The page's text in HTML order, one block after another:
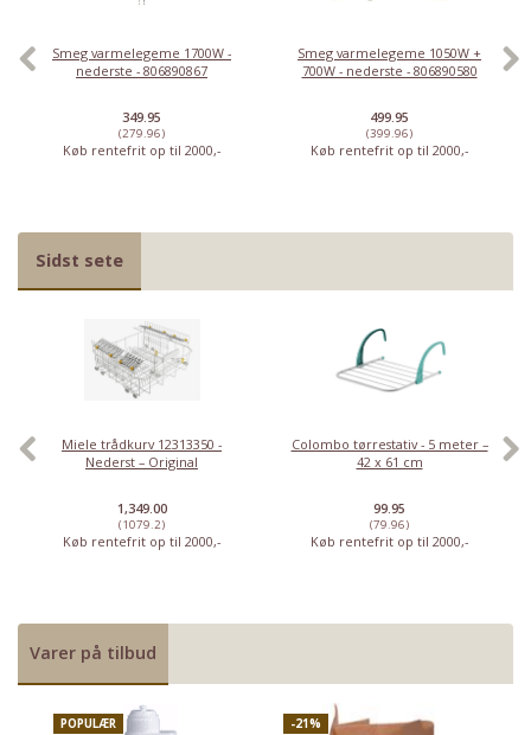
Smeg varmelegeme 1700W -
nederste - 806890867
349.95
(279.96)
Køb rentefrit op til 2000,-
Smeg varmelegeme 1050W +
700W - nederste - 806890580
499.95
(399.96)
Køb rentefrit op til 2000,-
Sidst sete
Miele trådkurv 12313350 -
Nederst – Original
1,349.00
(1079.2)
Køb rentefrit op til 2000,-
Colombo tørrestativ - 5 meter –
42 x 61 cm
99.95
(79.96)
Køb rentefrit op til 2000,-
Varer på tilbud
POPULÆR -21%